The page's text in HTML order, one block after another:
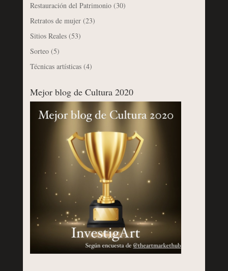
Restauración del Patrimonio(30)
Retratos de mujer(23)
Sitios Reales(53)
Sorteo(5)
Técnicas artísticas(4)
Mejor blog de Cultura 2020